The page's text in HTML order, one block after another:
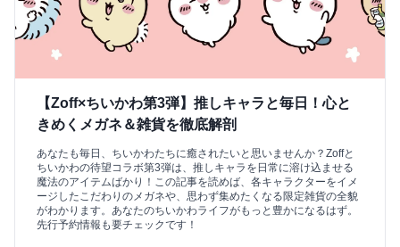
【Zoff×ちいかわ第3弾】推しキャラと毎日！心と
きめくメガネ＆雑貨を徹底解剖
あなたも毎日、ちいかわたちに癒されたいと思いませんか？Zoffと
ちいかわの待望コラボ第3弾は、推しキャラを日常に溶け込ませる
魔法のアイテムばかり！この記事を読めば、各キャラクターをイメ
ージしたこだわりのメガネや、思わず集めたくなる限定雑貨の全貌
がわかります。あなたのちいかわライフがもっと豊かになるはず。
先行予約情報も要チェックです！